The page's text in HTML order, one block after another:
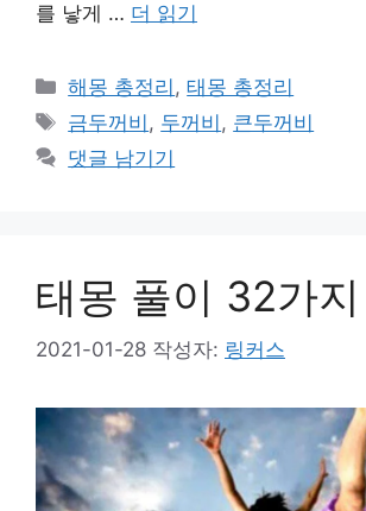
를 낳게 … 더 읽기
카
테
리
해몽 총정리 ,태몽 총정리
태
그
금두꺼비 , 두꺼비 , 큰두꺼비
댓글 남기기
태몽 풀이 32가
2021-01-28 작성자: 링커스